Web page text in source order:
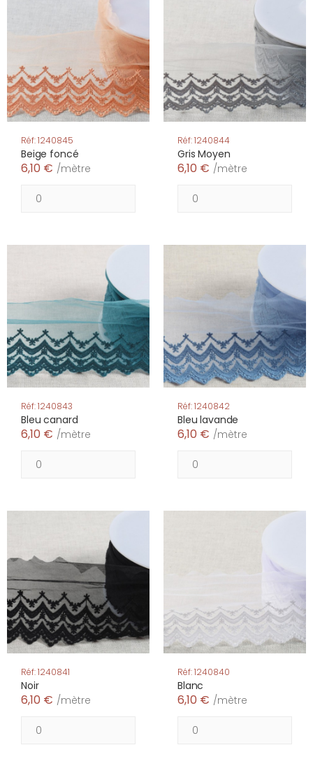
Réf: 1240845
Beige foncé
6,10 € /mètre
Réf: 1240844
Gris Moyen
6,10 € /mètre
Réf: 1240843
Bleu canard
6,10 € /mètre
Réf: 1240842
Bleu lavande
6,10 € /mètre
Réf: 1240841
Noir
6,10 € /mètre
Réf: 1240840
Blanc
6,10 € /mètre